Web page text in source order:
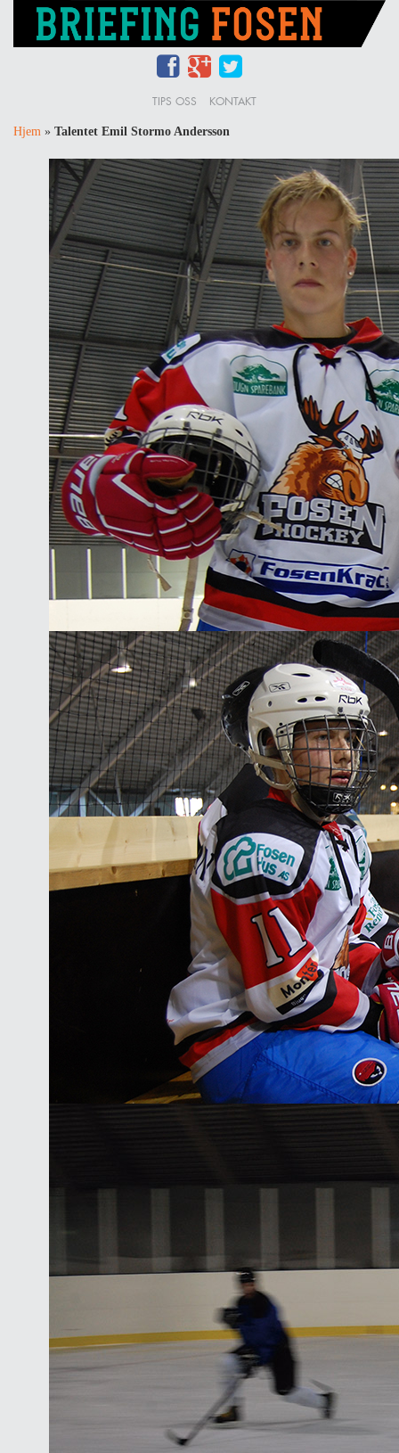
TIPS OSS KONTAKT
Hjem » Talentet Emil Stormo Andersson